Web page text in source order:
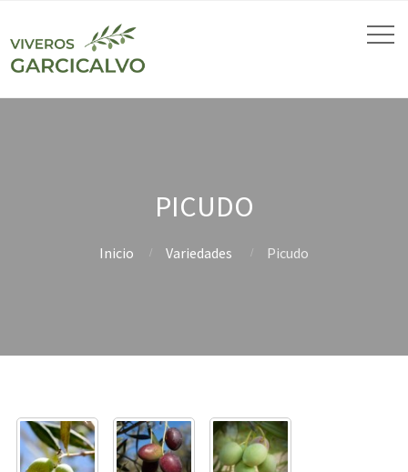
PICUDO
Inicio Variedades Picudo